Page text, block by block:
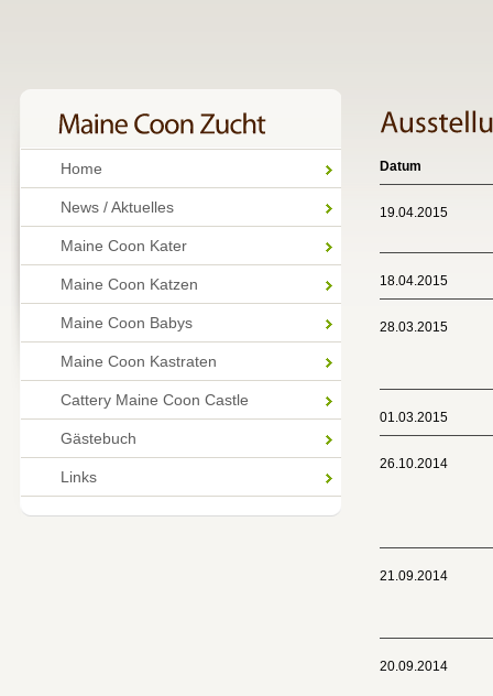
Datum
19.04.2015
18.04.2015
28.03.2015
01.03.2015
26.10.2014
21.09.2014
20.09.2014
Home
News / Aktuelles
Maine Coon Kater
Maine Coon Katzen
Maine Coon Babys
Maine Coon Kastraten
Cattery Maine Coon Castle
Gästebuch
Links